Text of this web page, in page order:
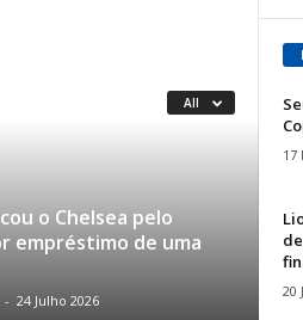
All
o Chelsea pelo
empréstimo de uma
- 24 Julho 2026
17
20